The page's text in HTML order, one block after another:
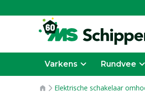
Varkens Rundvee
Elektrische schakelaar